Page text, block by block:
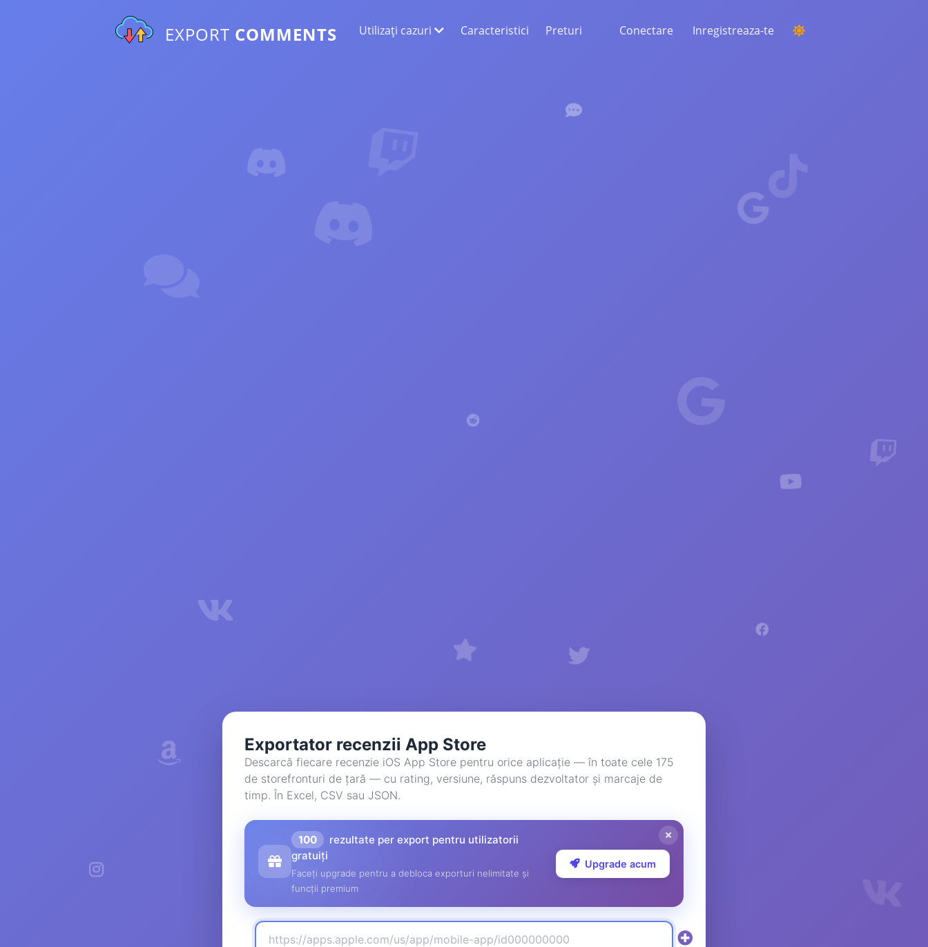
EXPORT COMMENTS Utilizați cazuri Caracteristici Preturi Conectare Inregistreaza-te
Exportator recenzii App Store
Descarcă fiecare recenzie iOS App Store pentru orice aplicație — în toate cele 175
de storefronturi de țară — cu rating, versiune, răspuns dezvoltator și marcaje de
timp. În Excel, CSV sau JSON.
100
rezultate per export pentru utilizatorii
gratuiți
Faceți upgrade pentru a debloca exporturi nelimitate și
funcții premium
Upgrade acum